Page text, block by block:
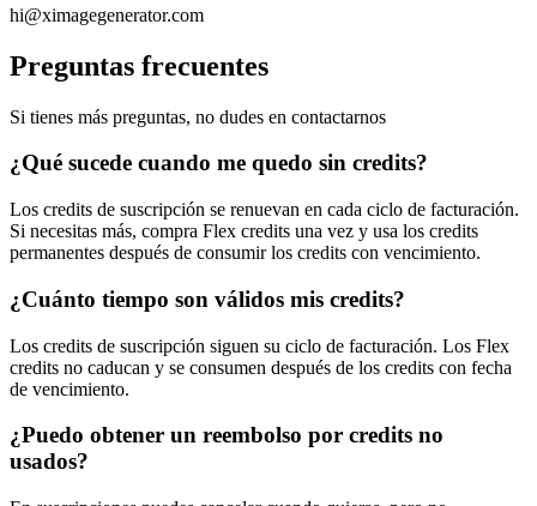
hi@ximagegenerator.com
Preguntas frecuentes
Si tienes más preguntas, no dudes en contactarnos
¿Qué sucede cuando me quedo sin credits?
Los credits de suscripción se renuevan en cada ciclo de facturación.
Si necesitas más, compra Flex credits una vez y usa los credits
permanentes después de consumir los credits con vencimiento.
¿Cuánto tiempo son válidos mis credits?
Los credits de suscripción siguen su ciclo de facturación. Los Flex
credits no caducan y se consumen después de los credits con fecha
de vencimiento.
¿Puedo obtener un reembolso por credits no
usados?